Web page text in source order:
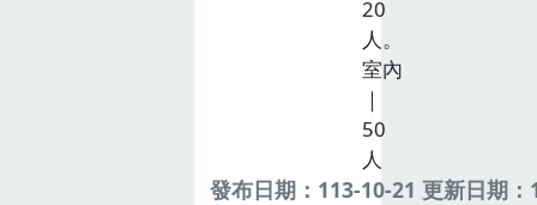
20
人。
室內
｜
50
人
發布日期：113-10-21 更新日期